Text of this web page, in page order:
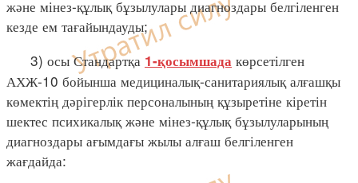
және мінез-құлық бұзылулары диагноздары белгіленген
кезде ем тағайындауды;
3) осы Стандартқа 1-қосымшада көрсетілген
АХЖ-10 бойынша медициналық-санитариялық алғашқы
көмектің дәрігерлік персоналының құзыретіне кіретін
шектес психикалық және мінез-құлық бұзылуларының
диагноздары ағымдағы жылы алғаш белгіленген
жағдайда: